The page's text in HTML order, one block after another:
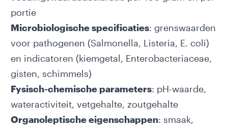
portie
Microbiologische specificaties: grenswaarden
voor pathogenen (Salmonella, Listeria, E. coli)
en indicatoren (kiemgetal, Enterobacteriaceae,
gisten, schimmels)
Fysisch-chemische parameters: pH-waarde,
wateractiviteit, vetgehalte, zoutgehalte
Organoleptische eigenschappen: smaak,